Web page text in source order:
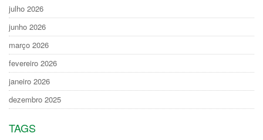
julho 2026
junho 2026
março 2026
fevereiro 2026
janeiro 2026
dezembro 2025
TAGS